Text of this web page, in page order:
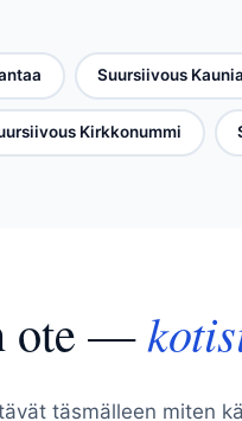
Suursiivous
Kirkkonummi
ote —
täsmälleen miten